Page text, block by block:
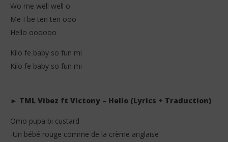
Wo me well well o
Me I be ten ten ooo
Hello oooooo
Kilo fe baby so fun mi
Kilo fe baby so fun mi
► TML Vibez ft Victony – Hello (Lyrics + Traduction)
Omo pupa bi custard
-Un bébé rouge comme de la crème anglaise